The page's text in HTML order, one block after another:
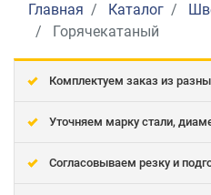
Главная Каталог
Горячекатаный
Комплектуем заказ из
Уточняем марку стали,
Согласовываем резку и